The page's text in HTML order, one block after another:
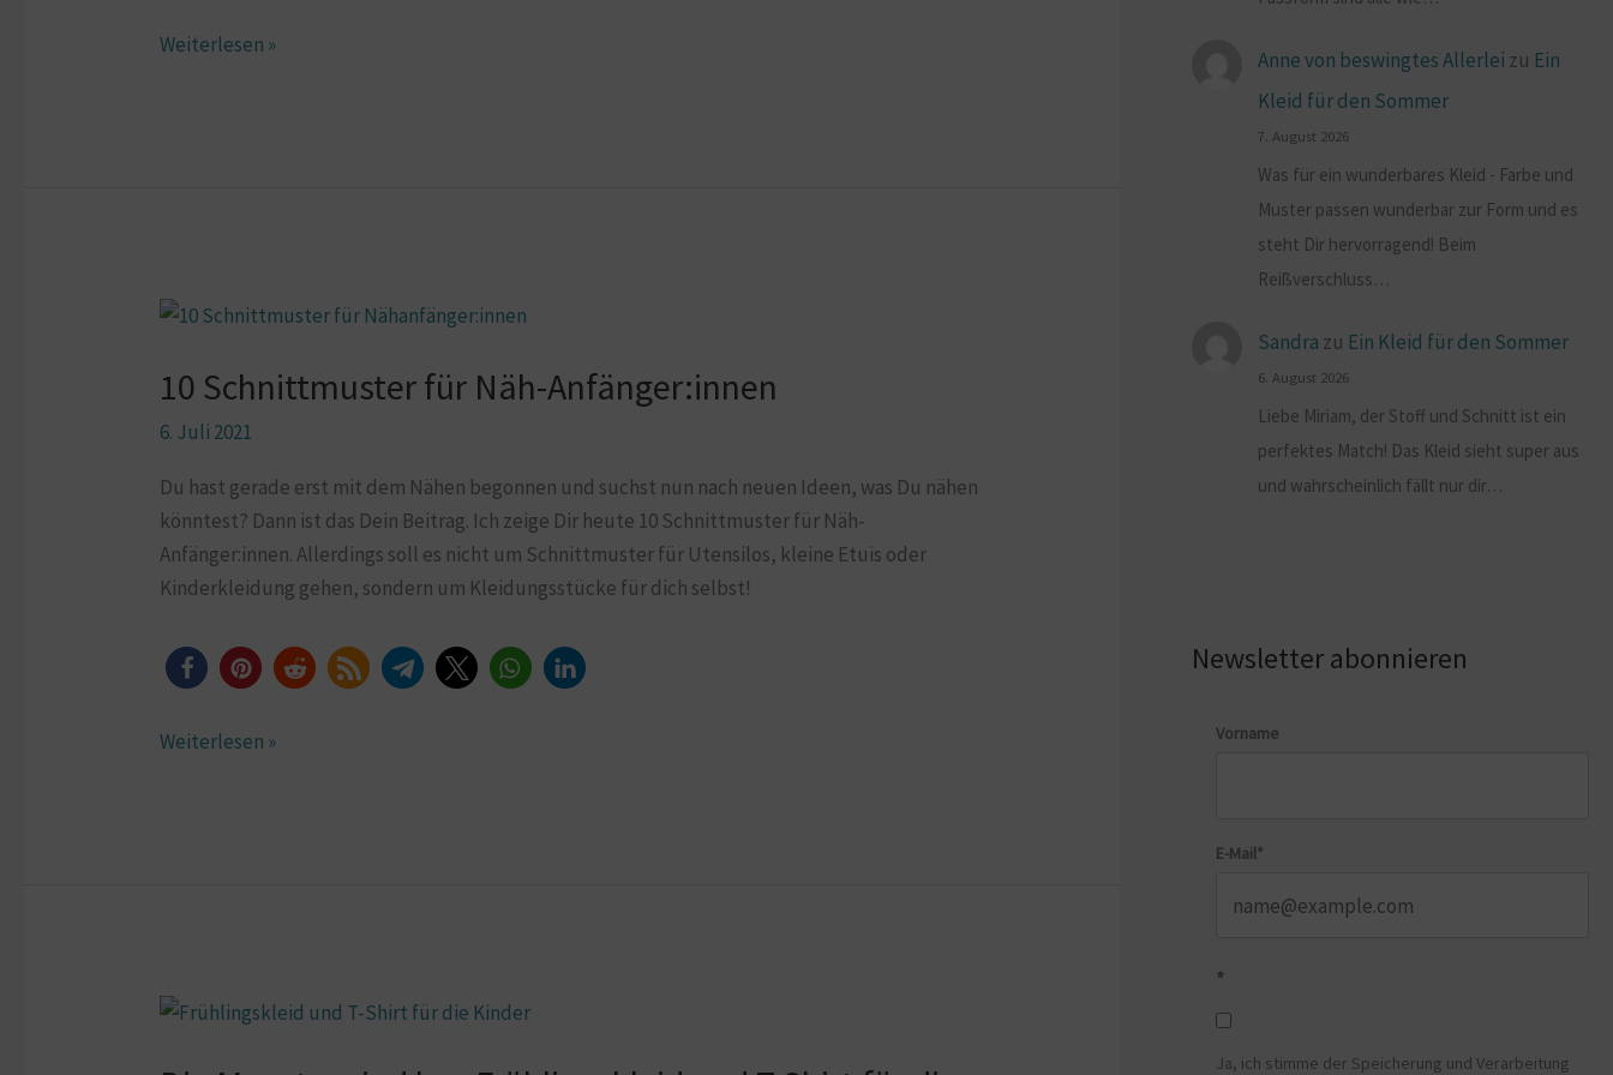
Weiterlesen »
10 Schnittmuster für Näh-Anfänger:innen
6. Juli 2021
Du hast gerade erst mit dem Nähen begonnen und suchst nun nach neuen Ideen, was Du nähen
könntest? Dann ist das Dein Beitrag. Ich zeige Dir heute 10 Schnittmuster für Näh-
Anfänger:innen. Allerdings soll es nicht um Schnittmuster für Utensilos, kleine Etuis oder
Kinderkleidung gehen, sondern um Kleidungsstücke für dich selbst!
10
für
Anfänger:innen
Weiterlesen »
Die
Anne von beswingtes Allerlei zu Ein
Kleid für den Sommer
7. August 2026
Was für ein wunderbares Kleid - Farbe und
Muster passen wunderbar zur Form und es
steht Dir hervorragend! Beim
Reißverschluss…
Sandra zu Ein Kleid für den Sommer
6. August 2026
Liebe Miriam, der Stoff und Schnitt ist ein
perfektes Match! Das Kleid sieht super aus
und wahrscheinlich fällt nur dir…
Newsletter abonnieren
Vorname
E-Mail*
*
Ja, ich stimme der Speicherung und Verarbeitung